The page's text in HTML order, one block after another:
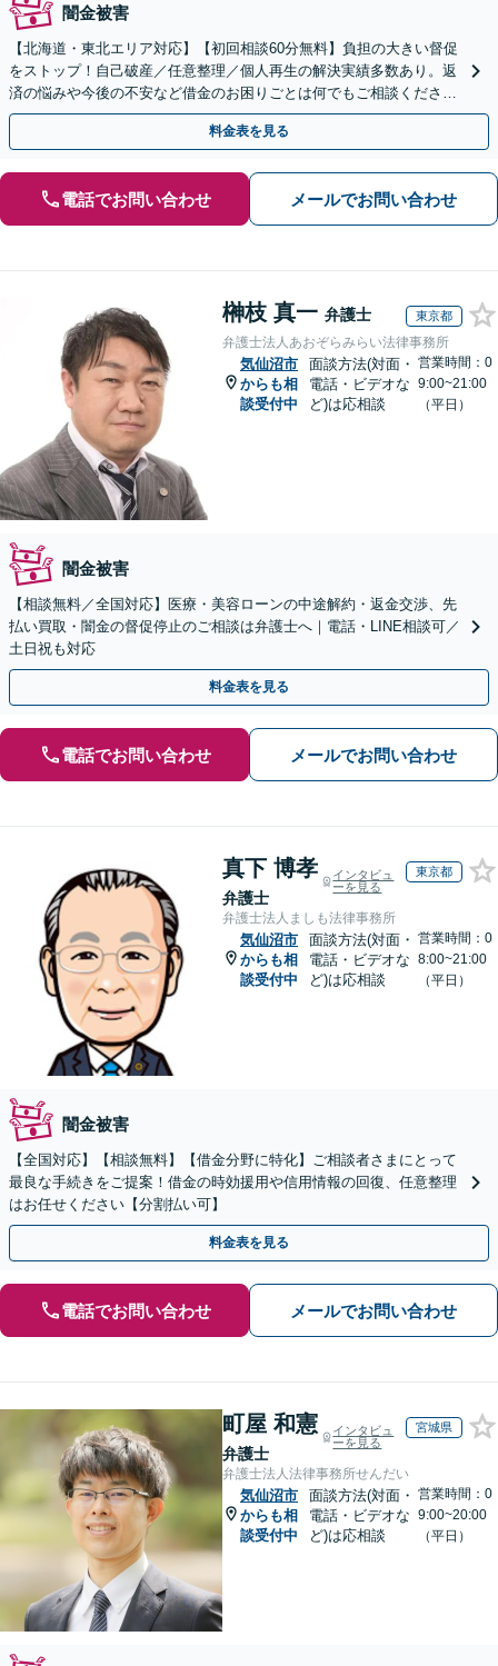
闇金被害
【北海道・東北エリア対応】【初回相談60分無料】負担の大きい督促
をストップ！自己破産／任意整理／個人再生の解決実績多数あり。返
済の悩みや今後の不安など借金のお困りごとは何でもご相談くださ
い。依頼者さまにとって最善の解決をご提案【土曜も営業】
料金表を見る
電話でお問い合わせ メールでお問い合わせ
榊枝 真一 弁護士 東京都
弁護士法人あおぞらみらい法律事務所
気仙沼市
からも相
談受付中
面談方法(対面・
電話・ビデオな
ど)は応相談
営業時間：0
9:00~21:00
（平日）
闇金被害
【相談無料／全国対応】医療・美容ローンの中途解約・返金交渉、先
払い買取・闇金の督促停止のご相談は弁護士へ｜電話・LINE相談可／
土日祝も対応
料金表を見る
電話でお問い合わせ メールでお問い合わせ
真下 博孝
弁護士
インタビュ
ーを見る
東京都
弁護士法人ましも法律事務所
気仙沼市
からも相
談受付中
面談方法(対面・
電話・ビデオな
ど)は応相談
営業時間：0
8:00~21:00
（平日）
闇金被害
【全国対応】【相談無料】【借金分野に特化】ご相談者さまにとって
最良な手続きをご提案！借金の時効援用や信用情報の回復、任意整理
はお任せください【分割払い可】
料金表を見る
電話でお問い合わせ メールでお問い合わせ
町屋 和憲
弁護士
インタビュ
ーを見る
宮城県
弁護士法人法律事務所せんだい
気仙沼市
からも相
談受付中
面談方法(対面・
電話・ビデオな
ど)は応相談
営業時間：0
9:00~20:00
（平日）